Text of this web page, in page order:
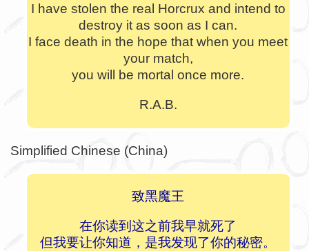
I have stolen the real Horcrux and intend to
destroy it as soon as I can.
I face death in the hope that when you meet
your match,
you will be mortal once more.
R.A.B.
Simplified Chinese (China)
致黑魔王
在你读到这之前我早就死了
但我要让你知道，是我发现了你的秘密。